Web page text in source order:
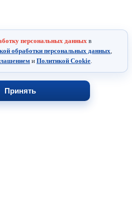
персональных данных в
обработки персональных данных
и Политикой Cookie
Принять